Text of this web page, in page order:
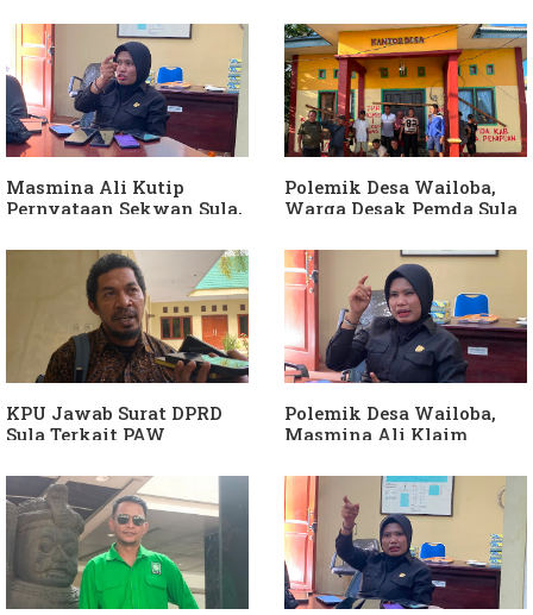
Soal Intervensi Politik,
Langkah Wakil Ketua
Komisi I Bukan
intervensi Politik
Dituding Jadikan
Bendahara Desa Wailoba
sebagai "ATM Berjalan",
Armin Soamole: Harus
Dibuktikan
Masmina Ali Kutip
Pernyataan Sekwan Sula,
Diduga Jadikan
Keponakan "ATM
Berjalan"
Polemik Desa Wailoba,
Warga Desak Pemda Sula
APH Usut Dugaan
Penyimpangan Dana Desa
KPU Jawab Surat DPRD
Sula Terkait PAW
Hanura
Polemik Desa Wailoba,
Masmina Ali Klaim
Keterlibatan Ketua PKB
Sula